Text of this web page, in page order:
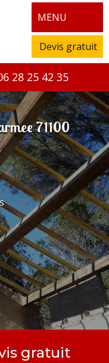
MENU
Devis gratuit
28 25 42 35
71100
gratuit